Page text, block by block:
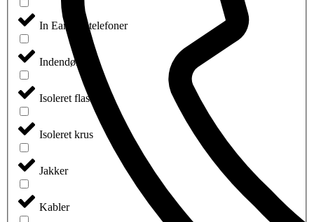
In Ear høretelefoner
Indendørsspil
Isoleret flasker
Isoleret krus
Jakker
Kabler